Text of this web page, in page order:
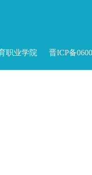
职业学院 晋ICP备